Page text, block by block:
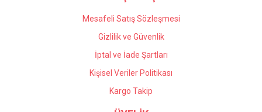
Mesafeli Satış Sözleşmesi
Gizlilik ve Güvenlik
İptal ve İade Şartları
Kişisel Veriler Politikası
Kargo Takip